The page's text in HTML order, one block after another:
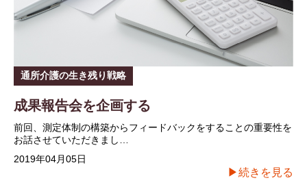
通所介護の生き残り戦略
成果報告会を企画する
前回、測定体制の構築からフィードバックをすることの重要性を
お話させていただきまし…
2019年04月05日
▶続きを見る